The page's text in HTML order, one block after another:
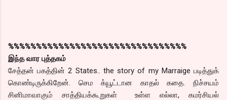
%%%%%%%%%%%%%%%%%%%%%%%%%%%%%%%%
இந்த வார புத்தகம்
சேத்தன் பகத்தின் 2 States.. the story of my Marraige படித்துக்
கொண்டிருக்கிறேன். செம க்யூட்டான காதல் கதை. நிச்சயம்
சினிமாவாகும் சாத்தியக்கூறுகள் உள்ள எல்லா, கமர்சியல்